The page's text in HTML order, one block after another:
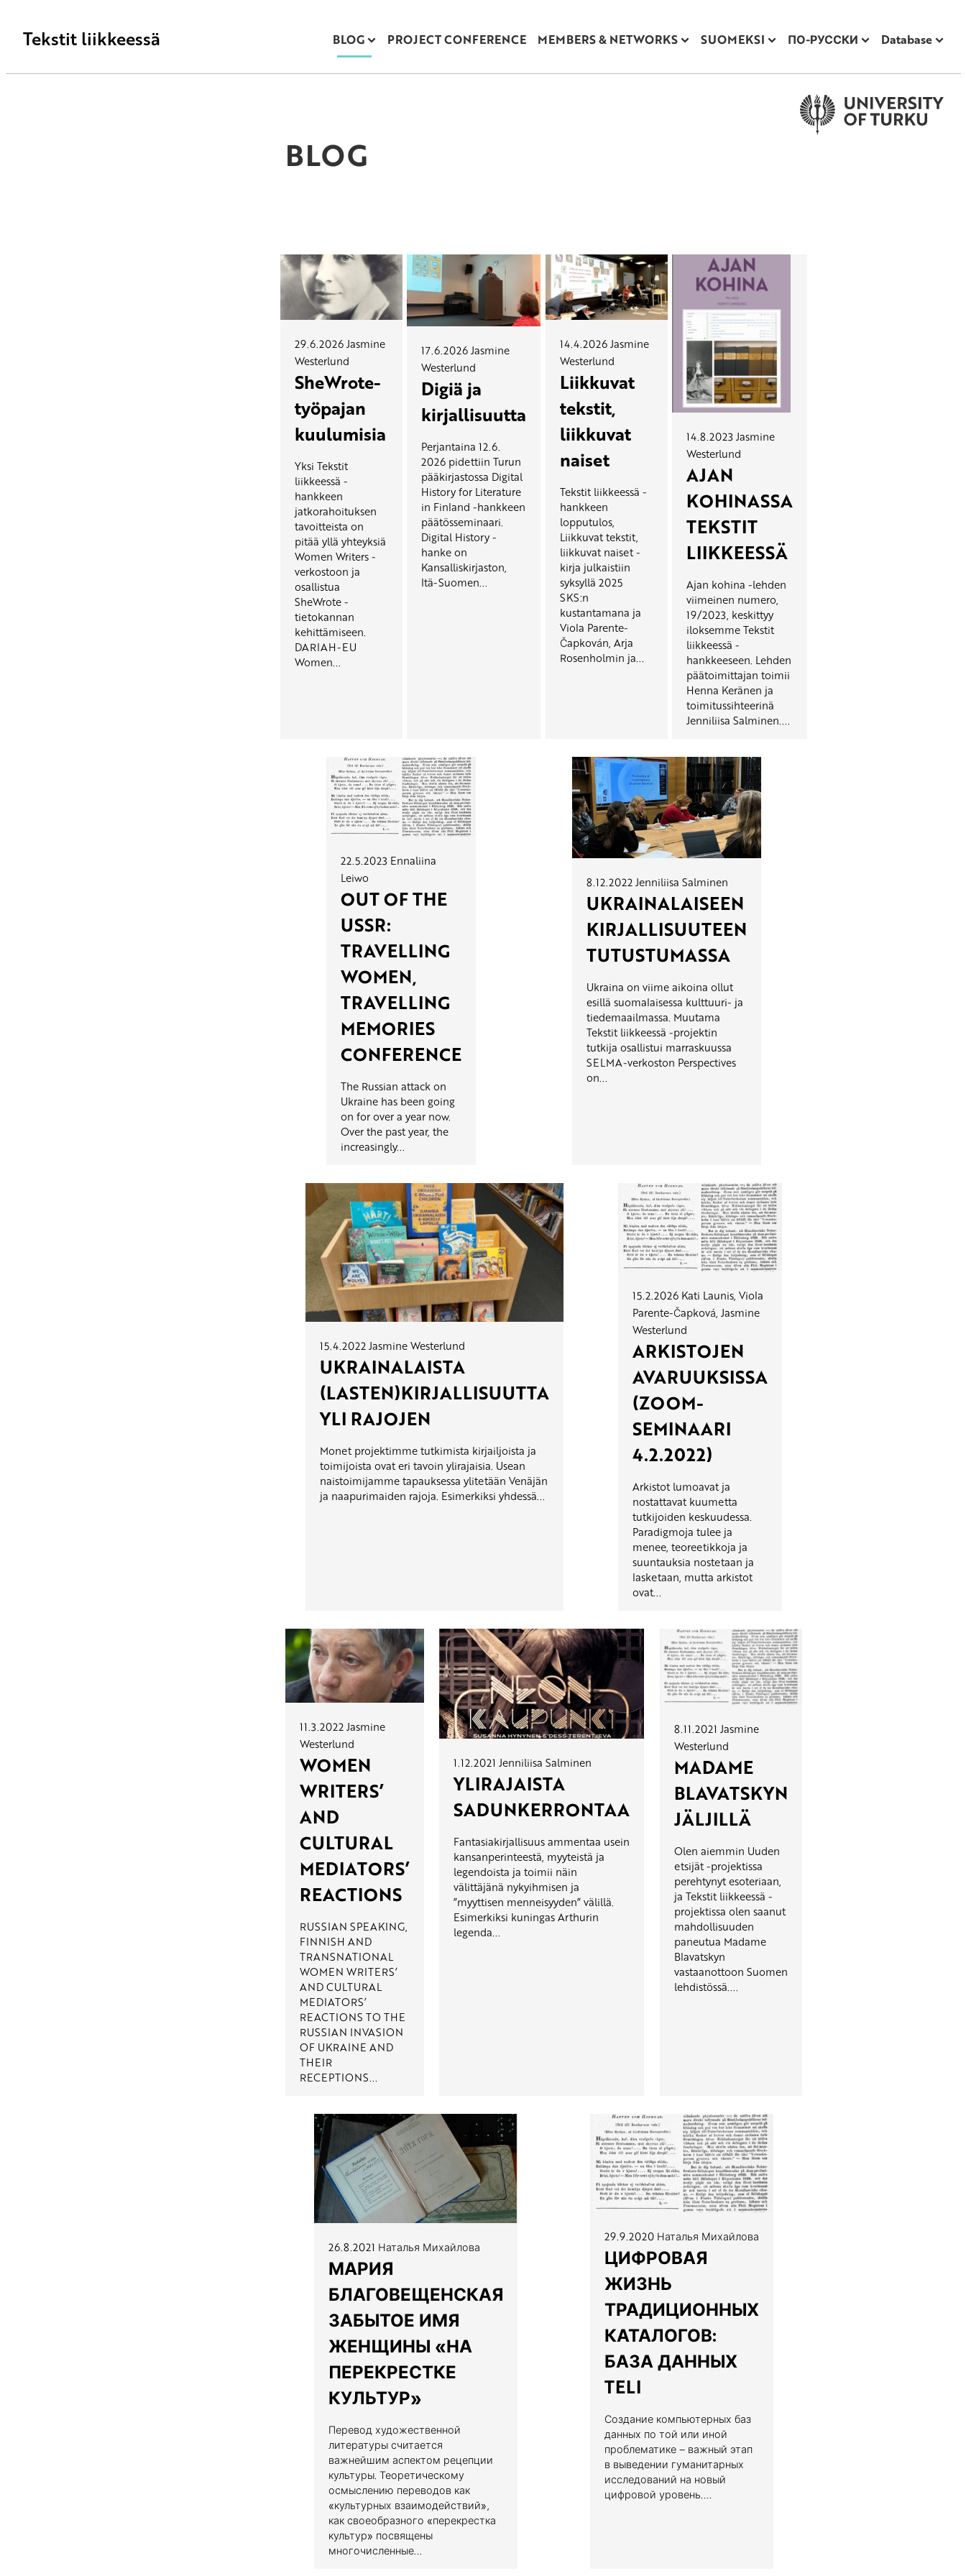
Tekstit liikkeessä BLOG PROJECT CONFERENCE MEMBERS & NETWORKS SUOMEKSI ПО-РУССКИ Database
BLOG
29.6.2026Jasmine
Westerlund
SheWrote-
työpajan
kuulumisia
Yksi Tekstit
liikkeessä -
hankkeen
jatkorahoituksen
tavoitteista on
pitää yllä yhteyksiä
Women Writers -
verkostoon ja
osallistua
SheWrote -
tietokannan
kehittämiseen.
DARIAH-EU
Women...
17.6.2026Jasmine
Westerlund
Digiä ja
kirjallisuutta
Perjantaina 12.6.
2026 pidettiin Turun
pääkirjastossa Digital
History for Literature
in Finland -hankkeen
päätösseminaari.
Digital History -
hanke on
Kansalliskirjaston,
Itä-Suomen...
14.4.2026Jasmine
Westerlund
Liikkuvat
tekstit,
liikkuvat
naiset
Tekstit liikkeessä -
hankkeen
lopputulos,
Liikkuvat tekstit,
liikkuvat naiset -
kirja julkaistiin
syksyllä 2025
SKS:n
kustantamana ja
Viola Parente-
Čapkován, Arja
Rosenholmin ja...
14.8.2023Jasmine
Westerlund
AJAN
KOHINASSA
TEKSTIT
LIIKKEESSÄ
Ajan kohina -lehden
viimeinen numero,
19/2023, keskittyy
iloksemme Tekstit
liikkeessä -
hankkeeseen. Lehden
päätoimittajan toimii
Henna Keränen ja
toimitussihteerinä
Jenniliisa Salminen....
22.5.2023 Ennaliina
Leiwo
OUT OF THE
USSR:
TRAVELLING
WOMEN,
TRAVELLING
MEMORIES
CONFERENCE
The Russian attack on
Ukraine has been going
on for over a year now.
Over the past year, the
increasingly...
8.12.2022Jenniliisa Salminen
UKRAINALAISEEN
KIRJALLISUUTEEN
TUTUSTUMASSA
Ukraina on viime aikoina ollut
esillä suomalaisessa kulttuuri- ja
tiedemaailmassa. Muutama
Tekstit liikkeessä -projektin
tutkija osallistui marraskuussa
SELMA-verkoston Perspectives
on...
15.4.2022Jasmine Westerlund
UKRAINALAISTA
(LASTEN)KIRJALLISUUTTA
YLI RAJOJEN
Monet projektimme tutkimista kirjailjoista ja
toimijoista ovat eri tavoin ylirajaisia. Usean
naistoimijamme tapauksessa ylitetään Venäjän
ja naapurimaiden rajoja. Esimerkiksi yhdessä...
15.2.2026 Kati Launis, Viola
Parente-Čapková, Jasmine
Westerlund
ARKISTOJEN
AVARUUKSISSA
(ZOOM-
SEMINAARI
4.2.2022)
Arkistot lumoavat ja
nostattavat kuumetta
tutkijoiden keskuudessa.
Paradigmoja tulee ja
menee, teoreetikkoja ja
suuntauksia nostetaan ja
lasketaan, mutta arkistot
ovat...
11.3.2022Jasmine
Westerlund
WOMEN
WRITERS’
AND
CULTURAL
MEDIATORS’
REACTIONS
RUSSIAN SPEAKING,
FINNISH AND
TRANSNATIONAL
WOMEN WRITERS’
AND CULTURAL
MEDIATORS’
REACTIONS TO THE
RUSSIAN INVASION
OF UKRAINE AND
THEIR
RECEPTIONS...
1.12.2021Jenniliisa Salminen
YLIRAJAISTA
SADUNKERRONTAA
Fantasiakirjallisuus ammentaa usein
kansanperinteestä, myyteistä ja
legendoista ja toimii näin
välittäjänä nykyihmisen ja
”myyttisen menneisyyden” välillä.
Esimerkiksi kuningas Arthurin
legenda...
8.11.2021 Jasmine
Westerlund
MADAME
BLAVATSKYN
JÄLJILLÄ
Olen aiemmin Uuden
etsijät -projektissa
perehtynyt esoteriaan,
ja Tekstit liikkeessä -
projektissa olen saanut
mahdollisuuden
paneutua Madame
Blavatskyn
vastaanottoon Suomen
lehdistössä....
26.8.2021 Наталья Михайлова
МАРИЯ
БЛАГОВЕЩЕНСКАЯ
ЗАБЫТОЕ ИМЯ
ЖЕНЩИНЫ «НА
ПЕРЕКРЕСТКЕ
КУЛЬТУР»
Перевод художественной
литературы считается
важнейшим аспектом рецепции
культуры. Теоретическому
осмыслению переводов как
«культурных взаимодействий»,
как своеобразного «перекрестка
культур» посвящены
многочисленные...
29.9.2020 Наталья Михайлова
ЦИФРОВАЯ
ЖИЗНЬ
ТРАДИЦИОННЫХ
КАТАЛОГОВ:
БАЗА ДАННЫХ
TELI
Создание компьютерных баз
данных по той или иной
проблематике – важный этап
в выведении гуманитарных
исследований на новый
цифровой уровень....